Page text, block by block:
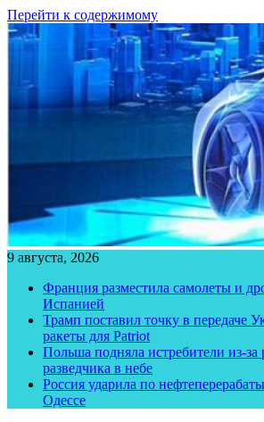
Перейти к содержимому
9 августа, 2026
Франция разместила самолеты и
Испанией
Трамп поставил точку в передаче
ракеты для Patriot
Польша подняла истребители из-за
разведчика в небе
Россия ударила по
Одессе